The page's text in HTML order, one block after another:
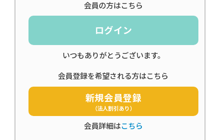
会員の方はこちら
ログイン
いつもありがとうございます。
会員登録を希望される方はこちら
新規会員登録
（法人割引あり）
会員詳細はこちら